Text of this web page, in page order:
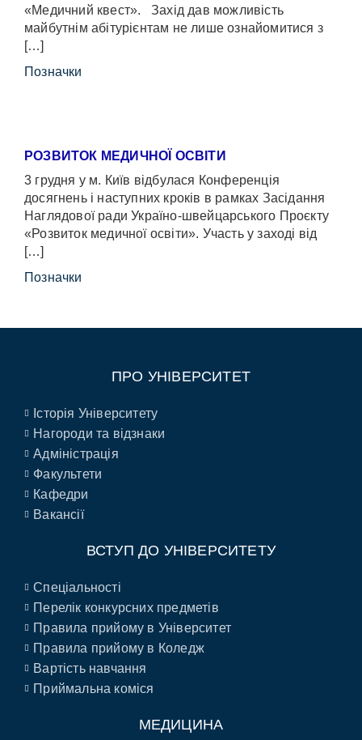
«Медичний квест». Захід дав можливість
майбутнім абітурієнтам не лише ознайомитися з
[…]
Позначки
РОЗВИТОК МЕДИЧНОЇ ОСВІТИ
3 грудня у м. Київ відбулася Конференція
досягнень і наступних кроків в рамках Засідання
Наглядової ради Україно-швейцарського Проєкту
«Розвиток медичної освіти». Участь у заході від
[…]
Позначки
ПРО УНІВЕРСИТЕТ
Історія Університету
Нагороди та відзнаки
Адміністрація
Факультети
Кафедри
Вакансії
ВСТУП ДО УНІВЕРСИТЕТУ
Спеціальності
Перелік конкурсних предметів
Правила прийому в Університет
Правила прийому в Коледж
Вартість навчання
Приймальна коміся
МЕДИЦИНА